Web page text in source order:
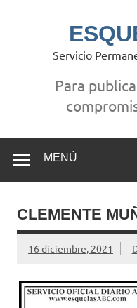
Servicio
Para
MENÚ
CLEMENTE
16 diciembre, 2021